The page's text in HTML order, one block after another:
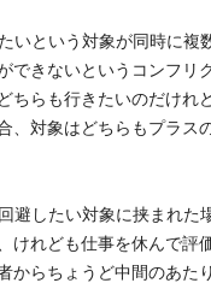
いという対象が同時に複
きないというコンフリ
ちらも行きたいのだけれ
、対象はどちらもプラス
避したい対象に挟まれ
れども仕事を休んで評
らちょうど中間のあた